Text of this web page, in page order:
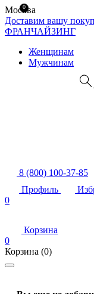
Москва
Доставим вашу
ФРАНЧАЙЗИНГ
Женщинам
Мужчинам
8 (800) 100-37-85
Профиль
0
Корзина
0
Корзина (0)
0